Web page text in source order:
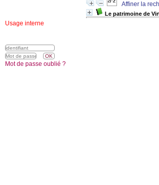
Affiner la
Le patrimoine de
Usage interne
Mot de passe oublié ?